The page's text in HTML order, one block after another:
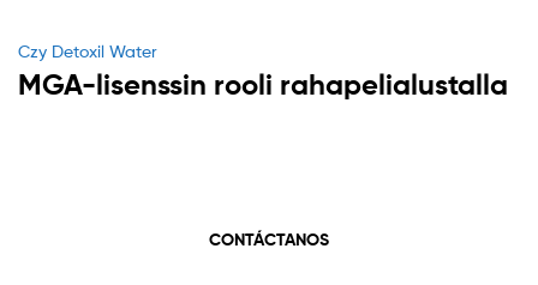
Categories
Czy Detoxil Water
MGA-lisenssin rooli rahapelialustalla
CONTÁCTANOS